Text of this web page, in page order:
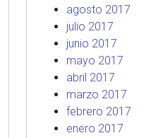
agosto 2017
julio 2017
junio 2017
mayo 2017
abril 2017
marzo 2017
febrero 2017
enero 2017